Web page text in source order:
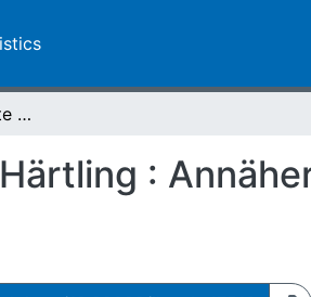
Le biografie romanzate di Peter Härtling : Annäherungen a Hölderlin, Schubert e Schumann
: